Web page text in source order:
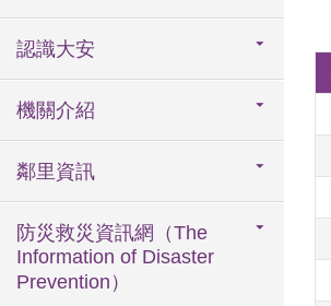
認識大安
機關介紹
鄰里資訊
防災救災資訊網（The
Information of Disaster
Prevention）